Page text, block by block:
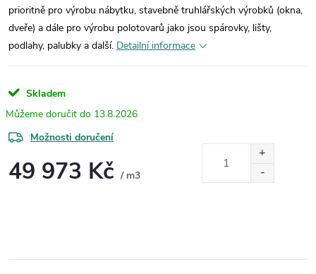
prioritně pro výrobu nábytku, stavebně truhlářských výrobků (okna,
dveře) a dále pro výrobu polotovarů jako jsou spárovky, lišty,
podlahy, palubky a další. Detailní informace
Skladem
13.8.2026
Možnosti doručení
49 973 Kč / m3